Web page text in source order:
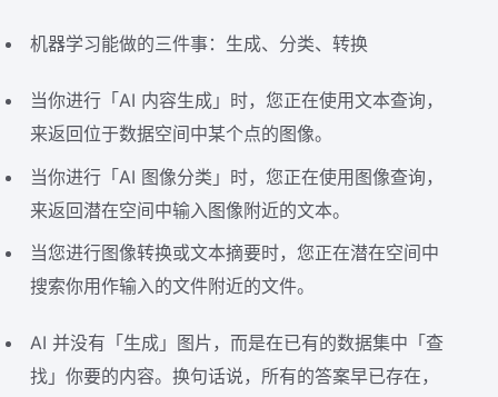
机器学习能做的三件事：生成、分类、转换
当你进行「AI 内容生成」时，您正在使用文本查询，
来返回位于数据空间中某个点的图像。
当你进行「AI 图像分类」时，您正在使用图像查询，
来返回潜在空间中输入图像附近的文本。
当您进行图像转换或文本摘要时，您正在潜在空间中
搜索你用作输入的文件附近的文件。
AI 并没有「生成」图片，而是在已有的数据集中「查
找」你要的内容。换句话说，所有的答案早已存在，